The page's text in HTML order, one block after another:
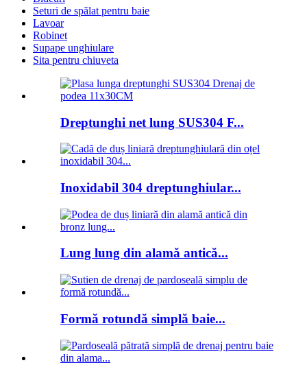
Seturi de spălat pentru baie
Lavoar
Robinet
Supape unghiulare
Sita pentru chiuveta
Dreptunghi net lung SUS304 F...
Inoxidabil 304 dreptunghiular...
Lung lung din alamă antică...
Formă rotundă simplă baie...